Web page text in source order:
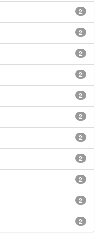
2
2
2
2
2
2
2
2
2
2
2